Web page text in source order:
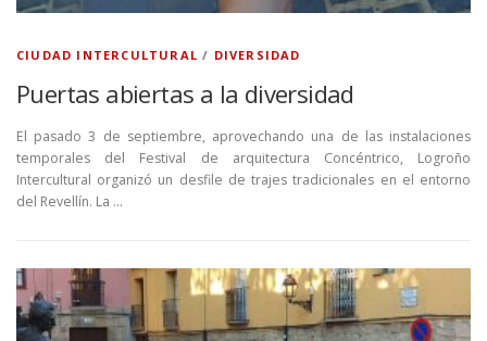
CIUDAD INTERCULTURAL / DIVERSIDAD
Puertas abiertas a la diversidad
El pasado 3 de septiembre, aprovechando una de las instalaciones
temporales del Festival de arquitectura Concéntrico, Logroño
Intercultural organizó un desfile de trajes tradicionales en el entorno
del Revellín. La …